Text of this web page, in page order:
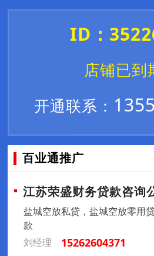
ID：
店铺已到
开通联系：
百业通推广
江苏荣盛财务贷款咨询
盐城空放私贷，盐城空放零用
款
刘经理
15262604371